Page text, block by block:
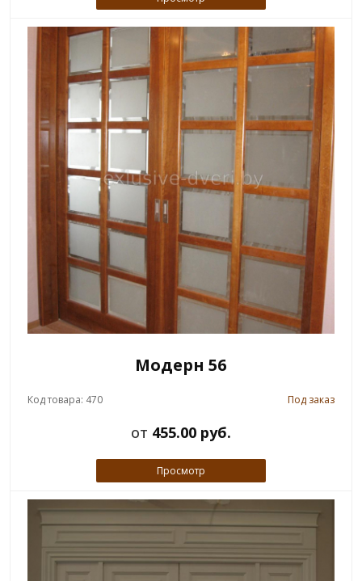
Модерн 56
Код товара: 470 Под заказ
от 455.00 руб.
Просмотр